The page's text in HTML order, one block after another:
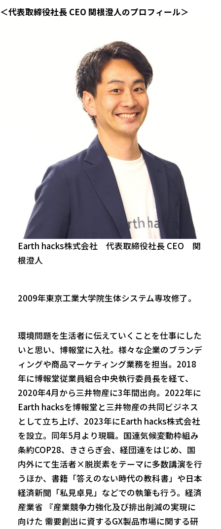
＜代表取締役社長 CEO 関根澄人のプロフィール＞
Earth hacks株式会社 代表取締役社長 CEO 関
根澄人
2009年東京工業大学院生体システム専攻修了。
環境問題を生活者に伝えていくことを仕事にした
いと思い、博報堂に入社。様々な企業のブランデ
ィングや商品マーケティング業務を担当。2018
年に博報堂従業員組合中央執行委員長を経て、
2020年4月から三井物産に3年間出向。2022年に
Earth hacksを博報堂と三井物産の共同ビジネス
として立ち上げ、2023年にEarth hacks株式会社
を設立。同年5月より現職。国連気候変動枠組み
条約COP28、きさらぎ会、経団連をはじめ、国
内外にて生活者×脱炭素をテーマに多数講演を行
うほか、書籍「答えのない時代の教科書」や日本
経済新聞「私見卓見」などでの執筆も行う。経済
産業省 『産業競争力強化及び排出削減の実現に
向けた 需要創出に資するGX製品市場に関する研